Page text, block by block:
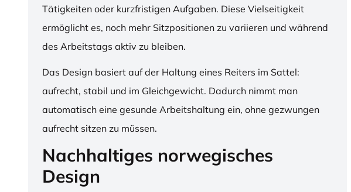
Tätigkeiten oder kurzfristigen Aufgaben. Diese Vielseitigkeit
ermöglicht es, noch mehr Sitzpositionen zu variieren und während
des Arbeitstags aktiv zu bleiben.
Das Design basiert auf der Haltung eines Reiters im Sattel:
aufrecht, stabil und im Gleichgewicht. Dadurch nimmt man
automatisch eine gesunde Arbeitshaltung ein, ohne gezwungen
aufrecht sitzen zu müssen.
Nachhaltiges norwegisches
Design